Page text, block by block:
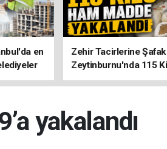
en
Zehir Tacirlerine Şafak
Zeytinburnu'nda 115
Yakalandı
yakalandı